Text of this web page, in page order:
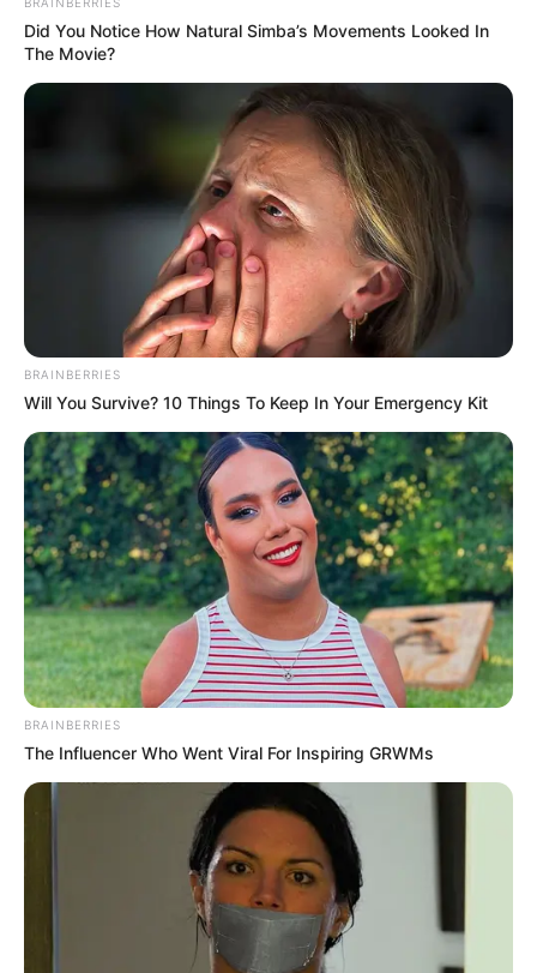
Did You Notice How Natural Simba’s Movements Looked In
The Movie?
BRAINBERRIES
Will You Survive? 10 Things To Keep In Your Emergency Kit
BRAINBERRIES
The Influencer Who Went Viral For Inspiring GRWMs